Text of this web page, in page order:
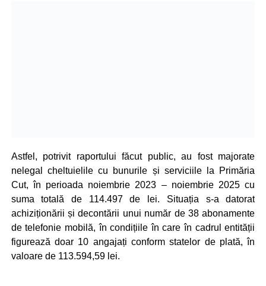
Astfel, potrivit raportului făcut public, au fost majorate
nelegal cheltuielile cu bunurile și serviciile la Primăria
Cut, în perioada noiembrie 2023 – noiembrie 2025 cu
suma totală de 114.497 de lei. Situația s-a datorat
achiziționării și decontării unui număr de 38 abonamente
de telefonie mobilă, în condițiile în care în cadrul entității
figurează doar 10 angajați conform statelor de plată, în
valoare de 113.594,59 lei.